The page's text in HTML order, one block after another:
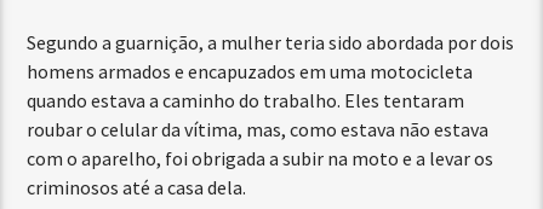
Segundo a guarnição, a mulher teria sido abordada por dois
homens armados e encapuzados em uma motocicleta
quando estava a caminho do trabalho. Eles tentaram
roubar o celular da vítima, mas, como estava não estava
com o aparelho, foi obrigada a subir na moto e a levar os
criminosos até a casa dela.